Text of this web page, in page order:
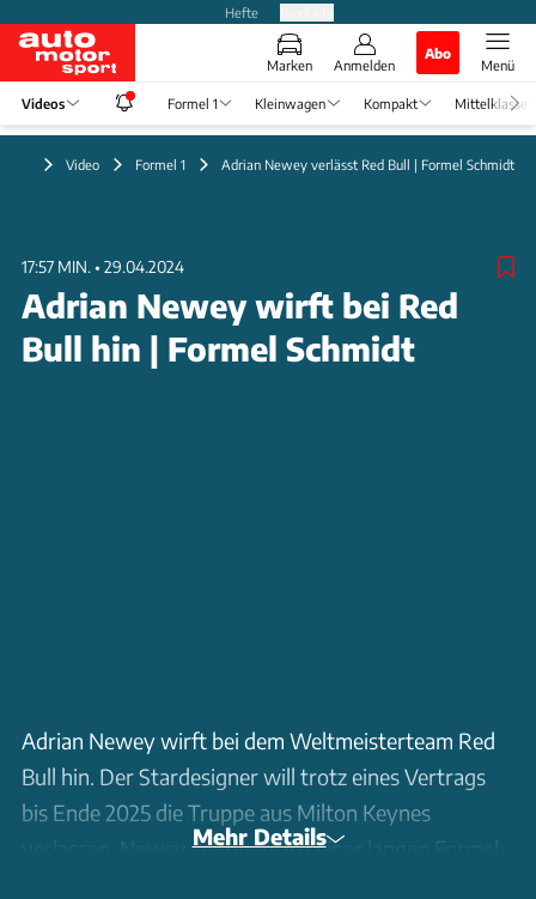
Hefte
Marken Anmelden
Abo
Menü
Videos Formel 1 Kleinwagen Kompakt Mittelklasse
Video Formel 1 Adrian Newey verlässt Red Bull | Formel Schmidt
17:57 MIN. • 29.04.2024
Adrian Newey wirft bei Red
Bull hin | Formel Schmidt
Adrian Newey wirft bei dem Weltmeisterteam Red
Bull hin. Der Stardesigner will trotz eines Vertrags
bis Ende 2025 die Truppe aus Milton Keynes
verlassen. Newey zeichnete in seiner langen Formel-
Mehr Details